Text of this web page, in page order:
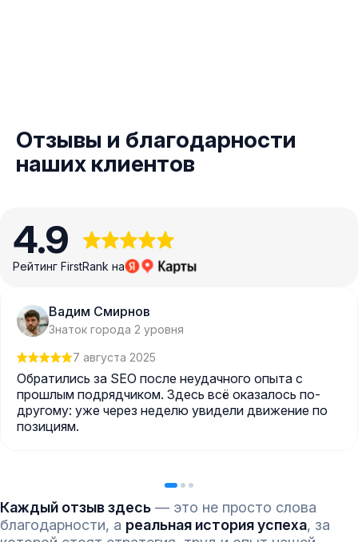
Отзывы и благодарности
наших клиентов
4.9
Рейтинг FirstRank на
Вадим Смирнов
Знаток города 2 уровня
7 августа 2025
Обратились за SEO после неудачного опыта с
прошлым подрядчиком. Здесь всё оказалось по-
другому: уже через неделю увидели движение по
позициям.
Каждый отзыв здесь — это не просто слова
благодарности, а реальная история успеха, за